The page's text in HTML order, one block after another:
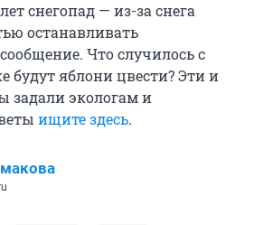
снегопад — из-за снега
останавливать
Что случилось с
будут яблони цвести? Эти и
задали экологам и
ищите здесь.